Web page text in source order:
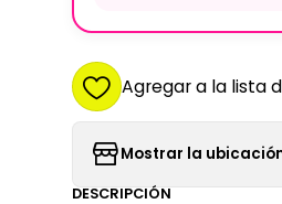
Agregar a la lista
Mostrar la
DESCRIPCIÓN